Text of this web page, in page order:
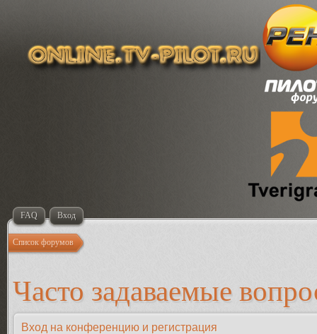
FAQ Вход
Список форумов
Часто задаваемые
Вход на конференцию и регистрация